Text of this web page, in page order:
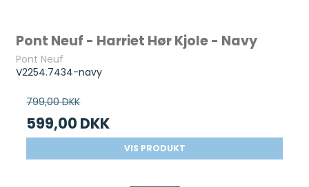
Pont Neuf - Harriet Hør Kjole - Navy
Pont Neuf
V2254.7434-navy
799,00 DKK
599,00 DKK
VIS PRODUKT